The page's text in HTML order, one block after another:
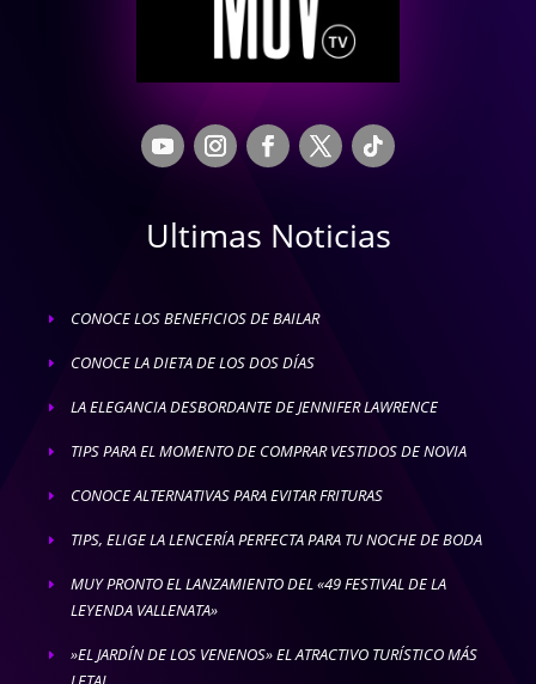
Ultimas Noticias
E CONOCE LOS BENEFICIOS DE BAILAR
E CONOCE LA DIETA DE LOS DOS DÍAS
E LA ELEGANCIA DESBORDANTE DE JENNIFER LAWRENCE
E TIPS PARA EL MOMENTO DE COMPRAR VESTIDOS DE NOVIA
E CONOCE ALTERNATIVAS PARA EVITAR FRITURAS
E TIPS, ELIGE LA LENCERÍA PERFECTA PARA TU NOCHE DE BODA
E
MUY PRONTO EL LANZAMIENTO DEL «49 FESTIVAL DE LA
LEYENDA VALLENATA»
E
»EL JARDÍN DE LOS VENENOS» EL ATRACTIVO TURÍSTICO MÁS